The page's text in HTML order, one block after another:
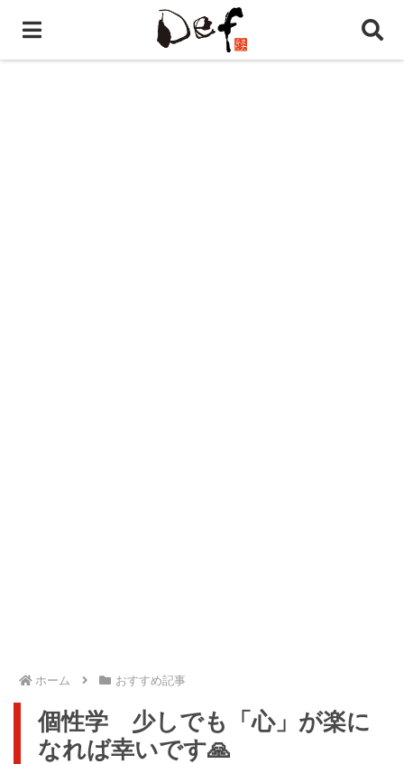
ホーム おすすめ記事
個性学 少しでも「心」が楽に
なれば幸いです🙏